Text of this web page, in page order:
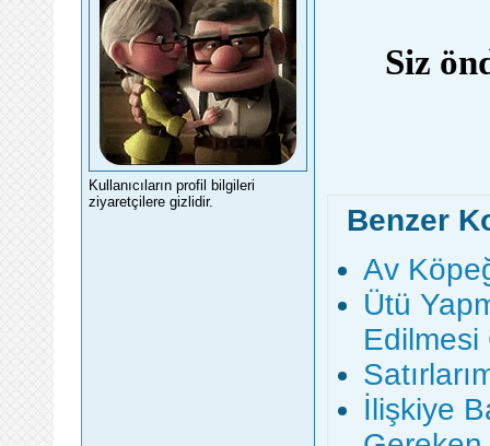
Kullanıcıların profil bilgileri
ziyaretçilere gizlidir.
Siz
Benzer
Av
Ütü
Edilmesi
İlişkiye